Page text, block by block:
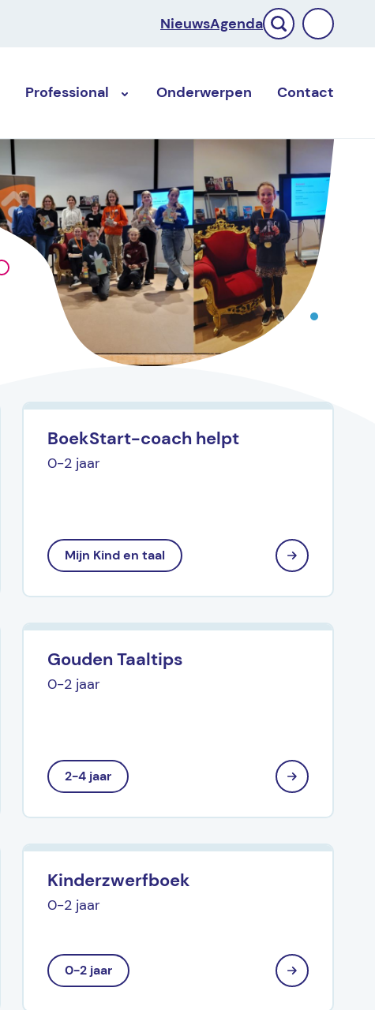
NieuwsAgenda
Professional Onderwerpen Contact
BoekStart-coach helpt
0-2 jaar
Mijn Kind en taal
Gouden Taaltips
0-2 jaar
2-4 jaar
Kinderzwerfboek
0-2 jaar
0-2 jaar